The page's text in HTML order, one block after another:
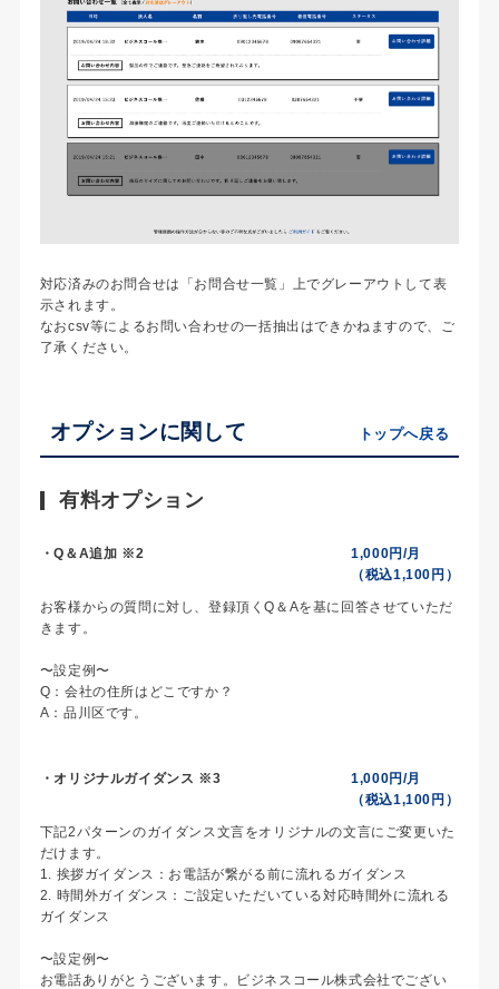
対応済みのお問合せは「お問合せ一覧」上でグレーアウトして表
示されます。
なおcsv等によるお問い合わせの一括抽出はできかねますので、ご
了承ください。
オプションに関して トップへ戻る
有料オプション
・Q＆A追加 ※2
1,000円/月
（税込1,100円）
お客様からの質問に対し、登録頂くQ＆Aを基に回答させていただ
きます。
〜設定例〜
Q：会社の住所はどこですか？
A：品川区です。
・オリジナルガイダンス ※3
1,000円/月
（税込1,100円）
下記2パターンのガイダンス文言をオリジナルの文言にご変更いた
だけます。
1. 挨拶ガイダンス：お電話が繋がる前に流れるガイダンス
2. 時間外ガイダンス：ご設定いただいている対応時間外に流れる
ガイダンス
〜設定例〜
お電話ありがとうございます。ビジネスコール株式会社でござい